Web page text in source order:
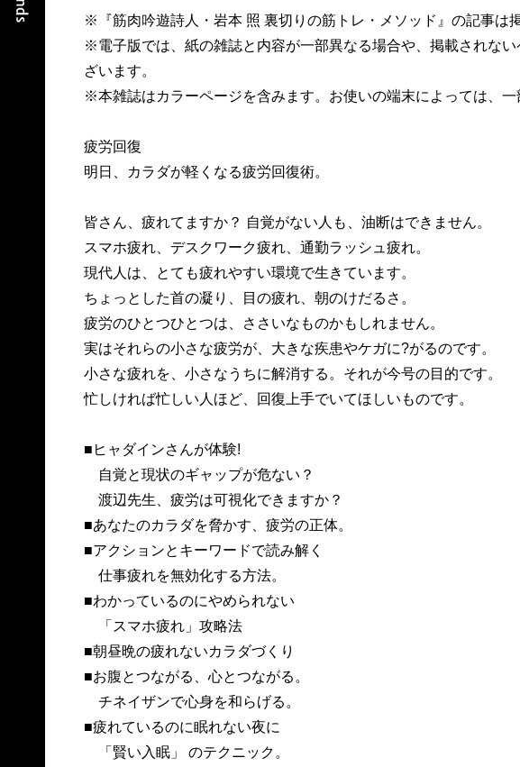
※『筋肉吟遊詩人・岩本 照 裏切りの筋トレ・メソッド』の記事は
※電子版では、紙の雑誌と内容が一部異なる場合や、掲載されな
ざいます。
※本雑誌はカラーページを含みます。お使いの端末によっては、一
疲労回復
明日、カラダが軽くなる疲労回復術。
皆さん、疲れてますか？ 自覚がない人も、油断はできません。
スマホ疲れ、デスクワーク疲れ、通勤ラッシュ疲れ。
現代人は、とても疲れやすい環境で生きています。
ちょっとした首の凝り、目の疲れ、朝のけだるさ。
疲労のひとつひとつは、ささいなものかもしれません。
実はそれらの小さな疲労が、大きな疾患やケガに?がるのです。
小さな疲れを、小さなうちに解消する。それが今号の目的です。
忙しければ忙しい人ほど、回復上手でいてほしいものです。
■ヒャダインさんが体験!
自覚と現状のギャップが危ない？
渡辺先生、疲労は可視化できますか？
■あなたのカラダを脅かす、疲労の正体。
■アクションとキーワードで読み解く
仕事疲れを無効化する方法。
■わかっているのにやめられない
「スマホ疲れ」攻略法
■朝昼晩の疲れないカラダづくり
■お腹とつながる、心とつながる。
チネイザンで心身を和らげる。
■疲れているのに眠れない夜に
「賢い入眠」 のテクニック。